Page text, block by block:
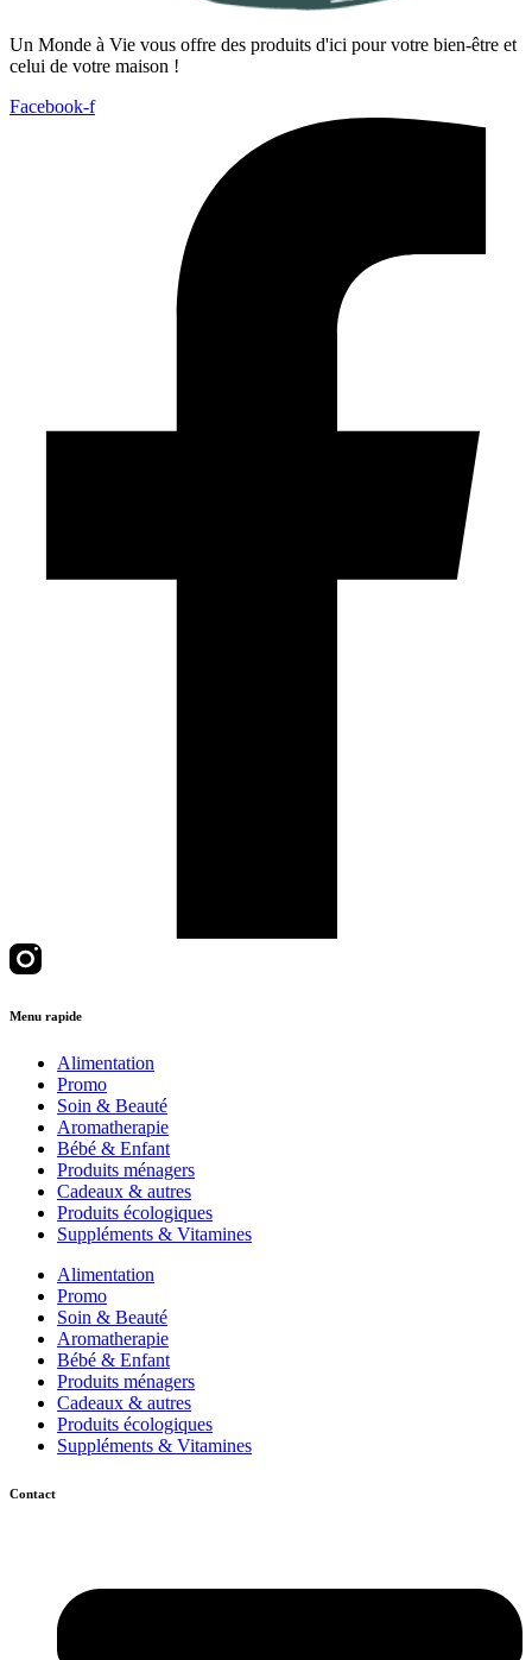
Un Monde à Vie vous offre des produits d'ici pour votre bien-être et
celui de votre maison !
Facebook-f
Menu rapide
Alimentation
Promo
Soin & Beauté
Aromatherapie
Bébé & Enfant
Produits ménagers
Cadeaux & autres
Produits écologiques
Suppléments & Vitamines
Alimentation
Promo
Soin & Beauté
Aromatherapie
Bébé & Enfant
Produits ménagers
Cadeaux & autres
Produits écologiques
Suppléments & Vitamines
Contact